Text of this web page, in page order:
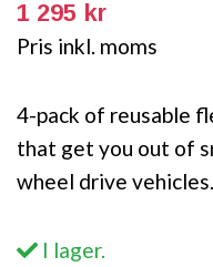
1 295 kr
Pris inkl. moms
4-pack of reusable
that get you out of
wheel drive vehicles.
I lager.